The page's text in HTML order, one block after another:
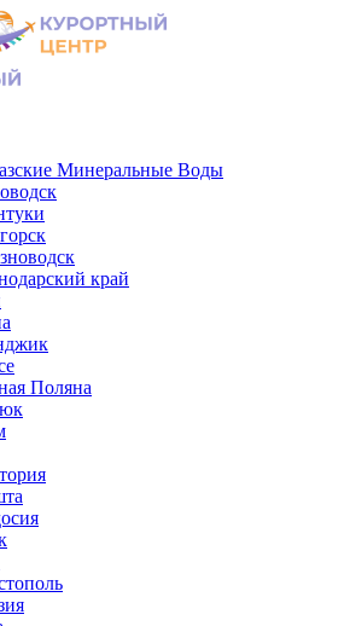
Минеральные Воды
край
Поляна